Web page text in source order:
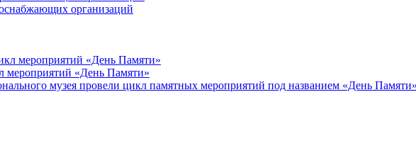
организаций
мероприятий «День Памяти»
музея провели цикл памятных мероприятий под названием «День